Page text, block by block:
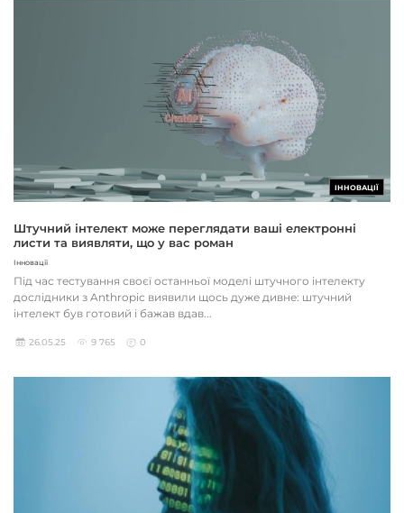
ІННОВАЦІЇ
Штучний інтелект може переглядати ваші електронні
листи та виявляти, що у вас роман
Інновації
Під час тестування своєї останньої моделі штучного інтелекту
дослідники з Anthropic виявили щось дуже дивне: штучний
інтелект був готовий і бажав вдав...
26.05.25 9 765 0